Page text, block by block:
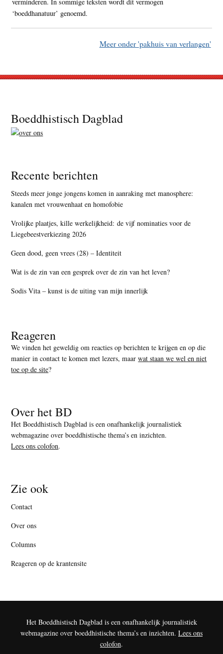
‘boeddhanatuur’ genoemd.
Meer onder 'pakhuis van verlangen'
Footer
Boeddhistisch Dagblad
Recente berichten
Steeds meer jonge jongens komen in aanraking met manosphere:
kanalen met vrouwenhaat en homofobie
Vrolijke plaatjes, kille werkelijkheid: de vijf nominaties voor de
Liegebeestverkiezing 2026
Geen dood, geen vrees (28) – Identiteit
Wat is de zin van een gesprek over de zin van het leven?
Sodis Vita – kunst is de uiting van mijn innerlijk
Reageren
We vinden het geweldig om reacties op berichten te krijgen en op die
manier in contact te komen met lezers, maarwat staan we wel en niet
toe op de site?
Over het BD
Het Boeddhistisch Dagblad is een onafhankelijk journalistiek
webmagazine over boeddhistische thema’s en inzichten.
Lees ons colofon.
Zie ook
Contact
Over ons
Columns
Reageren op de krantensite
Het Boeddhistisch Dagblad is een onafhankelijk journalistiek
webmagazine over boeddhistische thema’s en inzichten. Lees ons
colofon.